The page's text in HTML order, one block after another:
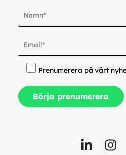
Prenumerera på vårt